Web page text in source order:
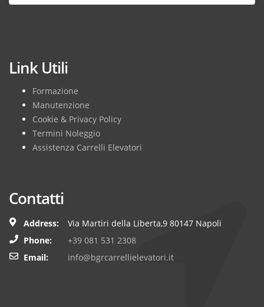
Link Utili
Formazione
Manutenzione
Cookie & Privacy Policy
Termini Noleggio
Assistenza Carrelli Elevatori
Contatti
Address:
Via Martiri della Liberta,9 80147 Napoli
Phone:
+39 081 531 2308
Email:
info@bgrcarrellielevatori.it